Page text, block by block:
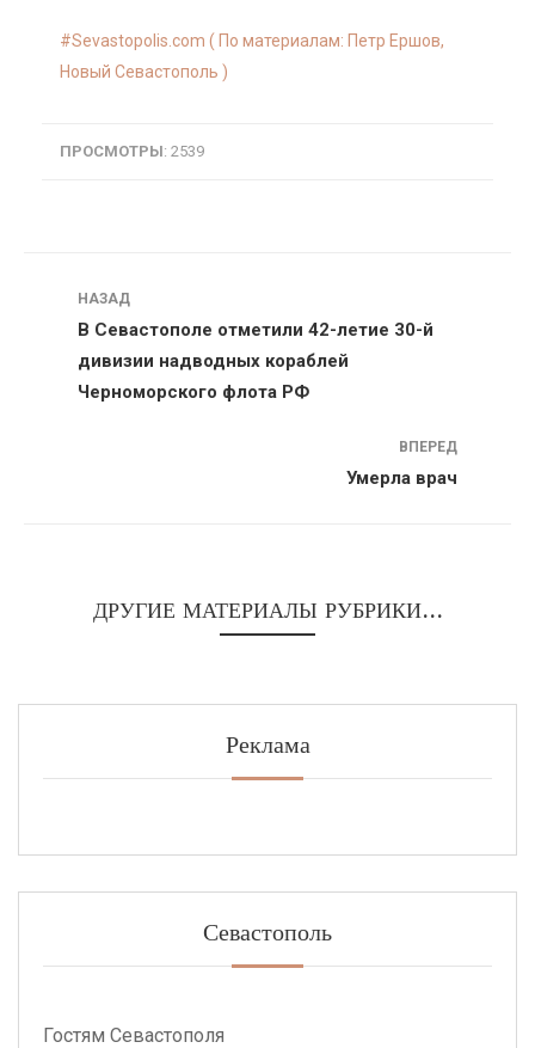
Sevastopolis.com ( По материалам: Петр Ершов,
Новый Севастополь )
ПРОСМОТРЫ: 2539
Навигация
НАЗАД
В Севастополе отметили 42-летие 30-й
дивизии надводных кораблей
Черноморского флота РФ
ВПЕРЕД
Умерла врач
ДРУГИЕ МАТЕРИАЛЫ РУБРИКИ...
Реклама
Севастополь
Гостям Севастополя